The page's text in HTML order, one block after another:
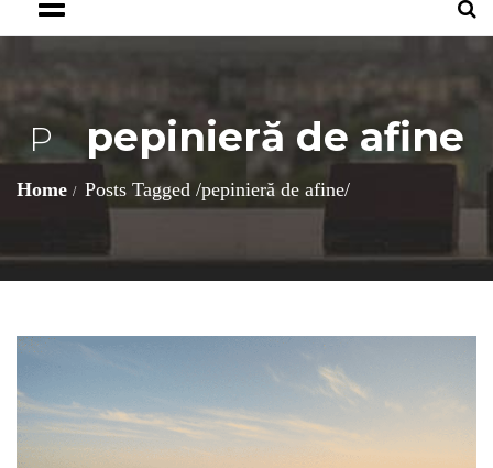
P pepinieră de afine
Home Posts Tagged /pepinieră de afine/